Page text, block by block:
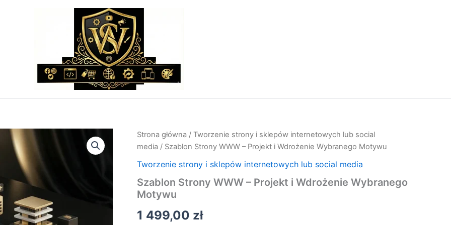
Strona główna / Tworzenie strony i sklepów internetowych lub social
media / Szablon Strony WWW – Projekt i Wdrożenie Wybranego Motywu
Tworzenie strony i sklepów internetowych lub social media
Szablon Strony WWW – Projekt i Wdrożenie Wybranego
Motywu
1 499,00 zł
ilość
Szablon
WWW
Projekt
i
Wybranego